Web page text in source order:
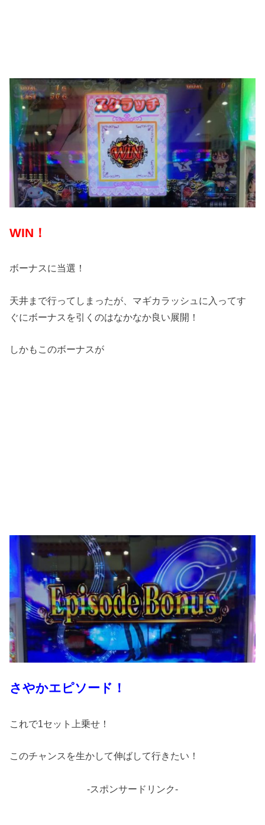
WIN！
ボーナスに当選！
天井まで行ってしまったが、マギカラッシュに入ってす
ぐにボーナスを引くのはなかなか良い展開！
しかもこのボーナスが
さやかエピソード！
これで1セット上乗せ！
このチャンスを生かして伸ばして行きたい！
-スポンサードリンク-